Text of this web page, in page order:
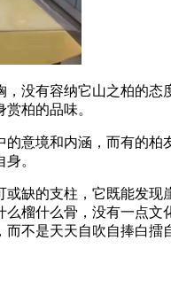
没有容纳它山之柏的
柏的品味。
意境和内涵，而有的
。
缺的支柱，它既能发
榴什么骨，没有一点
不是天天自吹自捧白